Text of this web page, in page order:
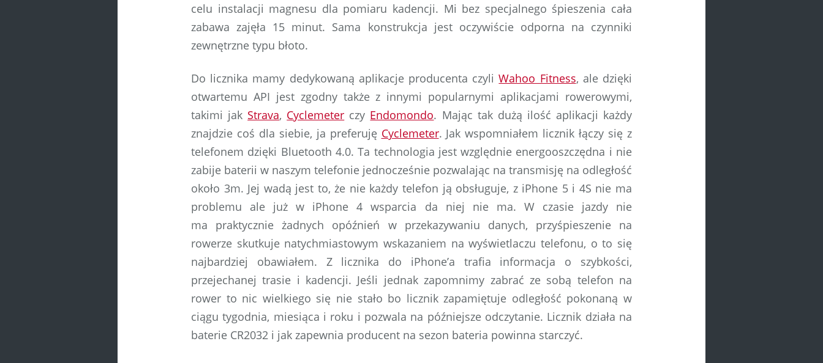
celu instalacji magnesu dla pomiaru kadencji. Mi bez specjalnego śpieszenia cała
zabawa zajęła 15 minut. Sama konstrukcja jest oczywiście odporna na czynniki
zewnętrzne typu błoto.
Do licznika mamy dedykowaną aplikacje producenta czyliWahoo Fitness, ale dzięki
otwartemu API jest zgodny także z innymi popularnymi aplikacjami rowerowymi,
takimi jak Strava, Cyclemeter czy Endomondo. Mając tak dużą ilość aplikacji każdy
znajdzie coś dla siebie, ja preferuję Cyclemeter. Jak wspomniałem licznik łączy się z
telefonem dzięki Bluetooth 4.0. Ta technologia jest względnie energooszczędna i nie
zabije baterii w naszym telefonie jednocześnie pozwalając na transmisję na odległość
około 3m. Jej wadą jest to, że nie każdy telefon ją obsługuje, z iPhone 5 i 4S nie ma
problemu ale już w iPhone 4 wsparcia da niej nie ma. W czasie jazdy nie
ma praktycznie żadnych opóźnień w przekazywaniu danych, przyśpieszenie na
rowerze skutkuje natychmiastowym wskazaniem na wyświetlaczu telefonu, o to się
najbardziej obawiałem. Z licznika do iPhone’a trafia informacja o szybkości,
przejechanej trasie i kadencji. Jeśli jednak zapomnimy zabrać ze sobą telefon na
rower to nic wielkiego się nie stało bo licznik zapamiętuje odległość pokonaną w
ciągu tygodnia, miesiąca i roku i pozwala na późniejsze odczytanie. Licznik działa na
baterie CR2032 i jak zapewnia producent na sezon bateria powinna starczyć.